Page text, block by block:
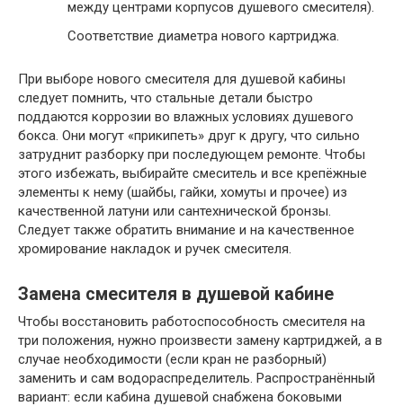
между центрами корпусов душевого смесителя).
Соответствие диаметра нового картриджа.
При выборе нового смесителя для душевой кабины
следует помнить, что стальные детали быстро
поддаются коррозии во влажных условиях душевого
бокса. Они могут «прикипеть» друг к другу, что сильно
затруднит разборку при последующем ремонте. Чтобы
этого избежать, выбирайте смеситель и все крепёжные
элементы к нему (шайбы, гайки, хомуты и прочее) из
качественной латуни или сантехнической бронзы.
Следует также обратить внимание и на качественное
хромирование накладок и ручек смесителя.
Замена смесителя в душевой кабине
Чтобы восстановить работоспособность смесителя на
три положения, нужно произвести замену картриджей, а в
случае необходимости (если кран не разборный)
заменить и сам водораспределитель. Распространённый
вариант: если кабина душевой снабжена боковыми